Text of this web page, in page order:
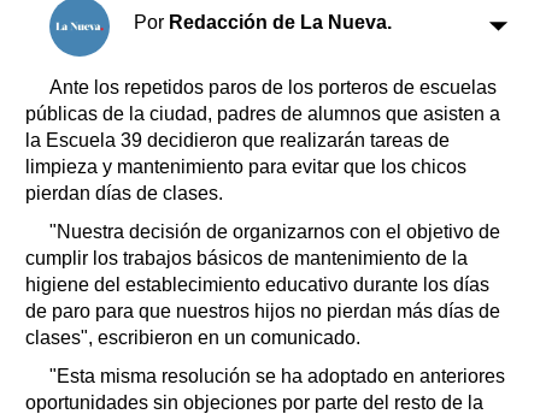
Clasificados
Horóscopo
Suplementos
Servicios
Farmacias
Transportes
Loterías
Fúnebres
Edictos
Teléfonos de urgencia
Por Redacción de La Nueva.
Ante los repetidos paros de los porteros de escuelas
públicas de la ciudad, padres de alumnos que asisten a
la Escuela 39 decidieron que realizarán tareas de
limpieza y mantenimiento para evitar que los chicos
pierdan días de clases.
"Nuestra decisión de organizarnos con el objetivo de
cumplir los trabajos básicos de mantenimiento de la
higiene del establecimiento educativo durante los días
de paro para que nuestros hijos no pierdan más días de
clases", escribieron en un comunicado.
"Esta misma resolución se ha adoptado en anteriores
oportunidades sin objeciones por parte del resto de la